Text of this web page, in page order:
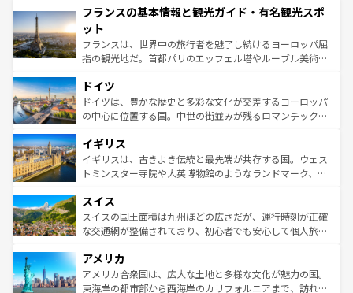
ませてくれるイタリアで、忘れられない旅をしてみよう！
なお、新着のイタリア情報は
しい。
文化が根付くこの国では、情熱的なフラメンコ、熱気あふ
れる闘牛、そして美味しいタパスが生活の一部となってい
る。首都マドリードの洗練された雰囲気や、バルセロナの
アートに溢れた街角から、地方では古代ローマ遺跡や中世
せる。地方によって風土や気候が異なるスペインはその個
性で訪れる人を魅了する。 なお、新着のスペイン情報は コ
ンテンツ一覧を参照してほしい。
フランスの基本情報と観光ガイド・有名観光スポ
ット
フランスは、世界中の旅行者を魅了し続けるヨーロッパ屈
指の観光地だ。首都パリのエッフェル塔やルーブル美術館
で、幅広い魅力が詰まっている。華麗な宮殿、歴史的な大
聖堂、美しいビーチ、そして豊かな自然が、訪れる者を心
から魅了する。また、フランスは美食の国としても知ら
いる。シャンパンの発祥地であるランス、プロヴァンスの
香り高いラベンダー畑など、多彩な楽しみ方が可能だ。さ
らに、パリ以外の地域にも魅力が溢れており、どの街角に
れる地方に足を運ぶとそれぞれで全く異なる文化を体験で
きるだろう。 なお、新着のフランス情報はコンテンツ一覧
を参照してほしい。
ドイツ
ドイツは、豊かな歴史と多彩な文化が交差するヨーロッパ
の中心に位置する国。中世の街並みが残るロマンチック街
顔を持つこの国は、どこを歩いても飽きることがない。ベ
ルリンの文化的活気、バイエルン州のアルプスの絶景、そ
してライン川沿いのワイン畑といった風景は必見。ビール
は、お酒好きな人にはぜひ体験してほしい。 なお、新着の
ドイツ情報はコンテンツ一覧を参照してほしい。
イギリス
イギリスは、古きよき伝統と最先端が共存する国。ウェス
トミンスター寺院や大英博物館のようなランドマーク、歴
リアごとに異なる魅力がある。また、優雅なアフタヌーン
ティー、ビール好きにはたまらない英国パブ、サッカー観
戦など、本場だからこそできる体験も豊富。イギリスを旅
ンツ一覧を参照してほしい。
スイス
スイスの国土面積は九州ほどの広さだが、運行時刻が正確
な交通網が整備されており、初心者でも安心して個人旅行
の建物がそのまま残る町や、スイスならではのユニークな
博物館もあり、アルプス観光だけでなく町歩きも満喫する
ことができる。国民の所得が高いため物価も高いが、旅行
アメリカ
アメリカ合衆国は、広大な土地と多様な文化が魅力の国。
東海岸の都市部から西海岸のカリフォルニアまで、訪れる